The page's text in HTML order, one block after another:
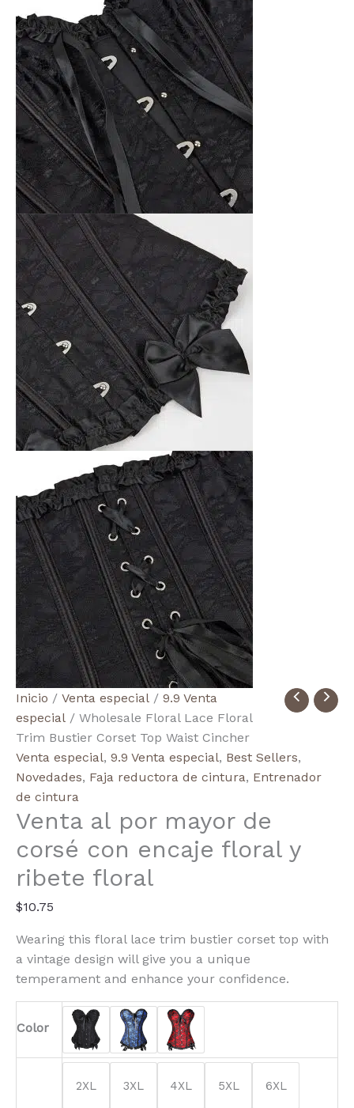
Inicio / Venta especial / 9.9 Venta
especial / Wholesale Floral Lace Floral
Trim Bustier Corset Top Waist Cincher
Venta especial, 9.9 Venta especial, Best Sellers,
Novedades, Faja reductora de cintura, Entrenador
de cintura
Venta al por mayor de
corsé con encaje floral y
ribete floral
$10.75
Wearing this floral lace trim bustier corset top with
a vintage design will give you a unique
temperament and enhance your confidence.
Color
2XL 3XL 4XL 5XL 6XL
Wholesale
Floral
Lace
Floral
Trim
Bustier
Corset
Waist
Cincher